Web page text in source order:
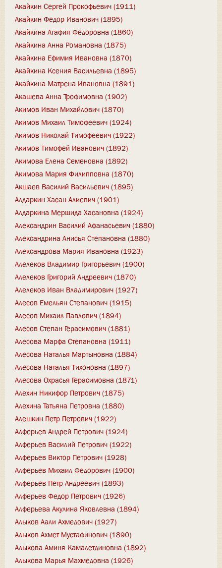
Акайкин Сергей Прокофьевич (1911)
Акайкин Федор Иванович (1895)
Акайкина Агафия Федоровна (1860)
Акайкина Анна Романовна (1875)
Акайкина Ефимия Ивановна (1870)
Акайкина Ксения Васильевна (1895)
Акайкина Матрена Ивановна (1891)
Акашева Анна Трофимовна (1902)
Акимов Иван Михайлович (1870)
Акимов Михаил Тимофеевич (1924)
Акимов Николай Тимофеевич (1922)
Акимов Тимофей Иванович (1892)
Акимова Елена Семеновна (1892)
Акимова Мария Филипповна (1870)
Акшаев Василий Васильевич (1895)
Алдаркин Хасан Алиевич (1901)
Алдаркина Мершида Хасановна (1924)
Александрин Василий Афанасьевич (1880)
Александрина Анисья Степановна (1880)
Александрова Мария Ивановна (1923)
Алелеков Владимир Григорьевич (1900)
Алелеков Григорий Андреевич (1870)
Алелеков Иван Владимирович (1927)
Алесов Емельян Степанович (1915)
Алесов Михаил Павлович (1894)
Алесов Степан Герасимович (1881)
Алесова Марфа Степановна (1911)
Алесова Наталья Мартыновна (1884)
Алесова Наталья Тихоновна (1897)
Алесова Охрасья Герасимовна (1871)
Алехин Никифор Петрович (1875)
Алехина Татьяна Петровна (1880)
Алешкин Петр Петрович (1922)
Алферьев Андрей Петрович (1924)
Алферьев Василий Петрович (1922)
Алферьев Виктор Петрович (1928)
Алферьев Михаил Федорович (1900)
Алферьев Петр Андреевич (1893)
Алферьев Федор Петрович (1926)
Алферьева Акулина Яковлевна (1894)
Алыков Аали Ахмедович (1927)
Алыков Ахмет Мустафинович (1890)
Алыкова Аминя Камалетдиновна (1892)
Алыкова Марья Махмедовна (1926)